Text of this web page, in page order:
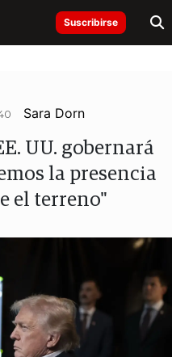
Suscribirse
Sara Dorn
UU. gobernará
la presencia
el terreno"